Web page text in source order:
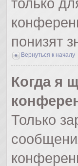
понизят
Вернуться к началу
Когда я
Только